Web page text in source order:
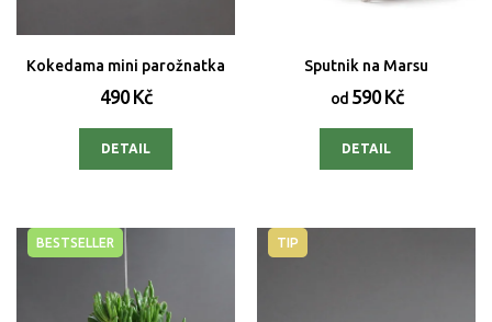
Kokedama mini parožnatka
490 Kč
DETAIL
Sputnik na Marsu
od590 Kč
DETAIL
BESTSELLER TIP